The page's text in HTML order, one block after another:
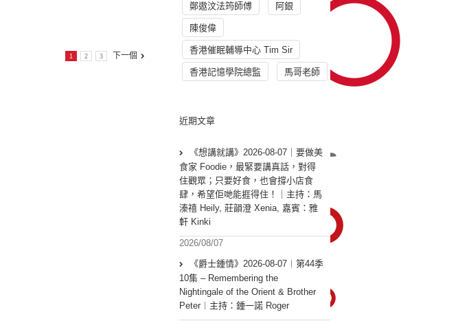
1 2 3 下一個
鄭遨汶法筠師傅 阿銀
陳俊偉
香港催眠輔導中心 Tim Sir
香港記憶學院總監 馬哥老師
近期文章
《想講就講》2026-08-07｜要做美
食家 Foodie，最緊要講真話，對得
住觀眾；只要好食，也會撐小店食
肆，希望佢哋能捱得住！｜主持：馬
溱禧 Heily, 莊韻澄 Xenia, 嘉賓：雅
軒 Kinki
2026/08/07
《爵士鍾情》2026-08-07︱第44季
10集 – Remembering the
Nightingale of the Orient & Brother
Peter︱主持：鍾一諾 Roger